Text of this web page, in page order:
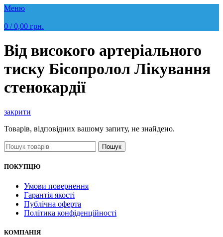
Меню
0 / 0,00 грн.
Від високого артеріального
тиску Бісопролол Лікування
стенокардії
закрити
Товарів, відповідних вашому запиту, не знайдено.
Пошук
ПОКУПЦЮ
Умови повернення
Гарантія якості
Публічна оферта
Політика конфіденційності
КОМПАНІЯ